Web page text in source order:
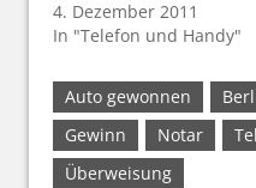
4. Dezember 2011
In "Telefon und Handy"
Auto gewonnen
Gewinn
Notar
Überweisung